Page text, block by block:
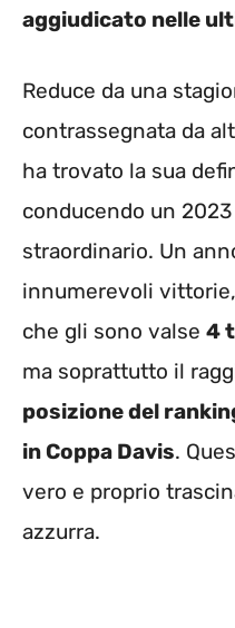
aggiudicato nelle
Reduce da una
contrassegnata da
ha trovato la sua
conducendo un
straordinario. Un
innumerevoli
che gli sono valse 4
ma soprattutto il
posizione del
in Coppa Davis.
vero e proprio
azzurra.